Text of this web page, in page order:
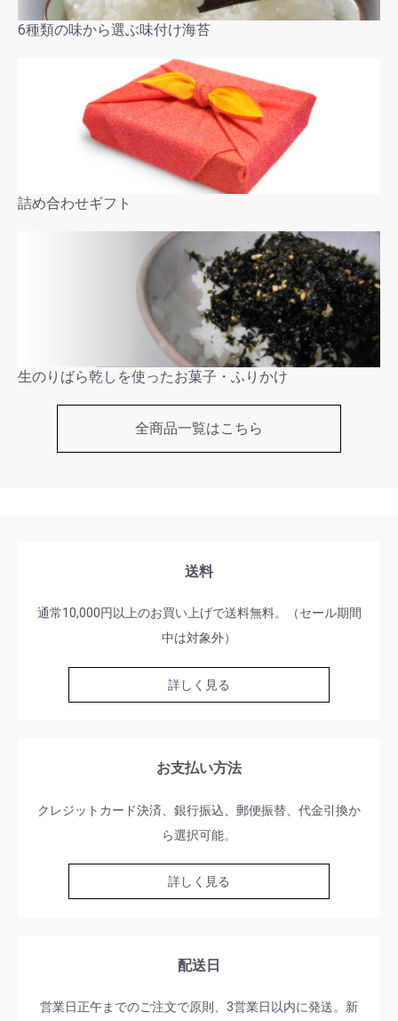
6種類の味から選ぶ味付け海苔
詰め合わせギフト
生のりばら乾しを使ったお菓子・ふりかけ
全商品一覧はこちら
送料
通常10,000円以上のお買い上げで送料無料。（セール期間
中は対象外）
詳しく見る
お支払い方法
クレジットカード決済、銀行振込、郵便振替、代金引換か
ら選択可能。
詳しく見る
配送日
営業日正午までのご注文で原則、3営業日以内に発送。新